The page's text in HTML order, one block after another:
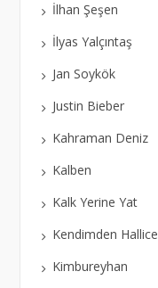
İlhan Şeşen
İlyas Yalçıntaş
Jan Soykök
Justin Bieber
Kahraman Deniz
Kalben
Kalk Yerine Yat
Kendimden Hallice
Kimbureyhan